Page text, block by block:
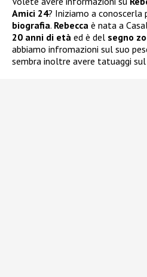
Amici 24? Iniziamo a conoscerla
biografia. Rebecca è nata a
20 anni di età ed è del segno
abbiamo infromazioni sul suo
sembra inoltre avere tatuaggi sul